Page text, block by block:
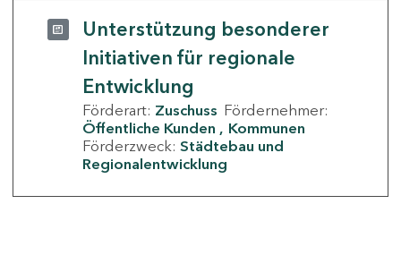
Unterstützung besonderer
Initiativen für regionale
Entwicklung
Förderart: Zuschuss Fördernehmer:
Öffentliche Kunden
Kommunen
Förderzweck: Städtebau und
Regionalentwicklung